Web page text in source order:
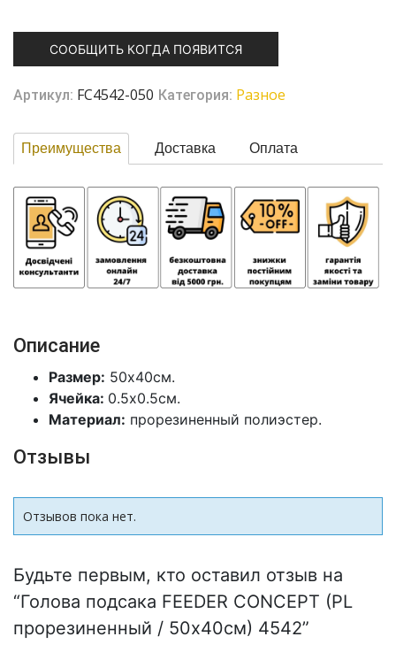
СООБЩИТЬ КОГДА ПОЯВИТСЯ
Артикул: FC4542-050 Категория: Разное
Преимущества Доставка Оплата
Описание
Размер: 50х40см.
Ячейка: 0.5х0.5см.
Материал: прорезиненный полиэстер.
Отзывы
Отзывов пока нет.
Будьте первым, кто оставил отзыв на
“Голова подсака FEEDER CONCEPT (PL
прорезиненный / 50х40см) 4542”